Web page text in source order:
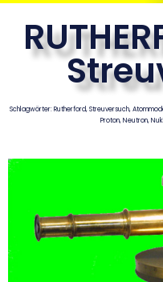
Schlagwörter: Rutherford, Streuversuch,
Proton, Neutron,